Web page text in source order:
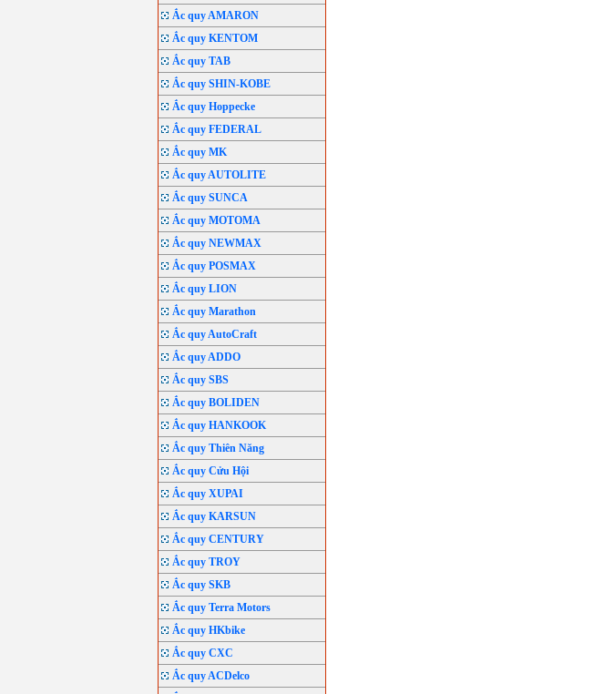
Ắc quy AMARON
Ắc quy KENTOM
Ắc quy TAB
Ắc quy SHIN-KOBE
Ắc quy Hoppecke
Ắc quy FEDERAL
Ắc quy MK
Ắc quy AUTOLITE
Ắc quy SUNCA
Ắc quy MOTOMA
Ắc quy NEWMAX
Ắc quy POSMAX
Ắc quy LION
Ắc quy Marathon
Ắc quy AutoCraft
Ắc quy ADDO
Ắc quy SBS
Ắc quy BOLIDEN
Ắc quy HANKOOK
Ắc quy Thiên Năng
Ắc quy Cửu Hội
Ắc quy XUPAI
Ắc quy KARSUN
Ắc quy CENTURY
Ắc quy TROY
Ắc quy SKB
Ắc quy Terra Motors
Ắc quy HKbike
Ắc quy CXC
Ắc quy ACDelco